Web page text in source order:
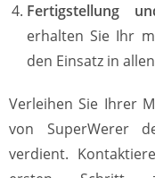
Fertigstellung
erhalten Sie Ihr
den Einsatz in
Verleihen Sie Ihrer
von SuperWerer
verdient.